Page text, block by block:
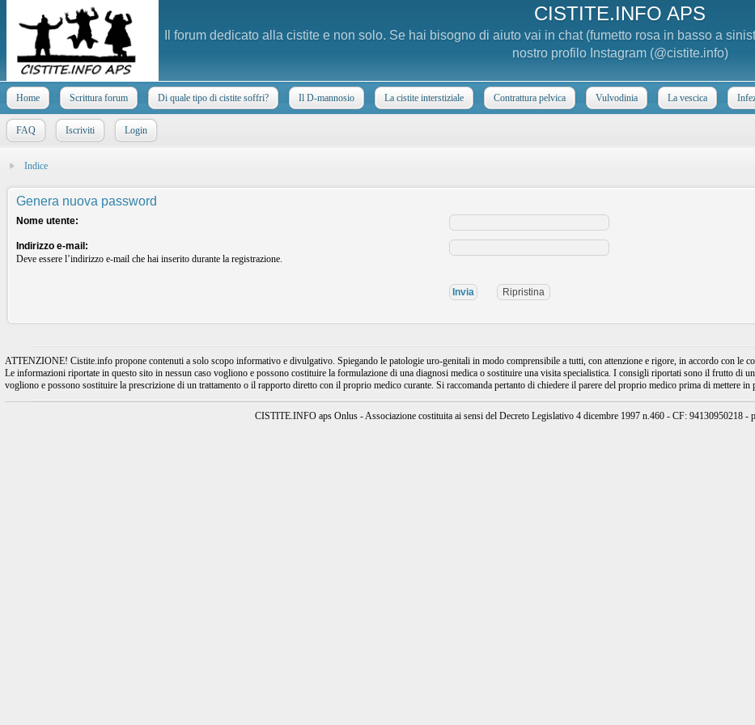
CISTITE.INFO APS
Il forum dedicato alla cistite e non solo. Se hai bisogno di aiuto vai in chat (fumetto rosa in basso a
nostro profilo Instagram (@cistite.info)
Home Scrittura forum Di quale tipo di cistite soffri? Il D-mannosio La cistite interstiziale Contrattura pelvica Vulvodinia La vescica
FAQ Iscriviti Login
Indice
Genera nuova password
Nome utente:
Indirizzo e-mail:
Deve essere l’indirizzo e-mail che hai inserito durante la registrazione.
ATTENZIONE! Cistite.info propone contenuti a solo scopo informativo e divulgativo. Spiegando le patologie uro-genitali in modo comprensibile a tutti, con attenzione e rigore, in accordo con le
Le informazioni riportate in questo sito in nessun caso vogliono e possono costituire la formulazione di una diagnosi medica o sostituire una visita specialistica. I consigli riportati sono il frutto di
vogliono e possono sostituire la prescrizione di un trattamento o il rapporto diretto con il proprio medico curante. Si raccomanda pertanto di chiedere il parere del proprio medico prima di mettere
CISTITE.INFO aps Onlus - Associazione costituita ai sensi del Decreto Legislativo 4 dicembre 1997 n.460 - CF: 94130950218 -